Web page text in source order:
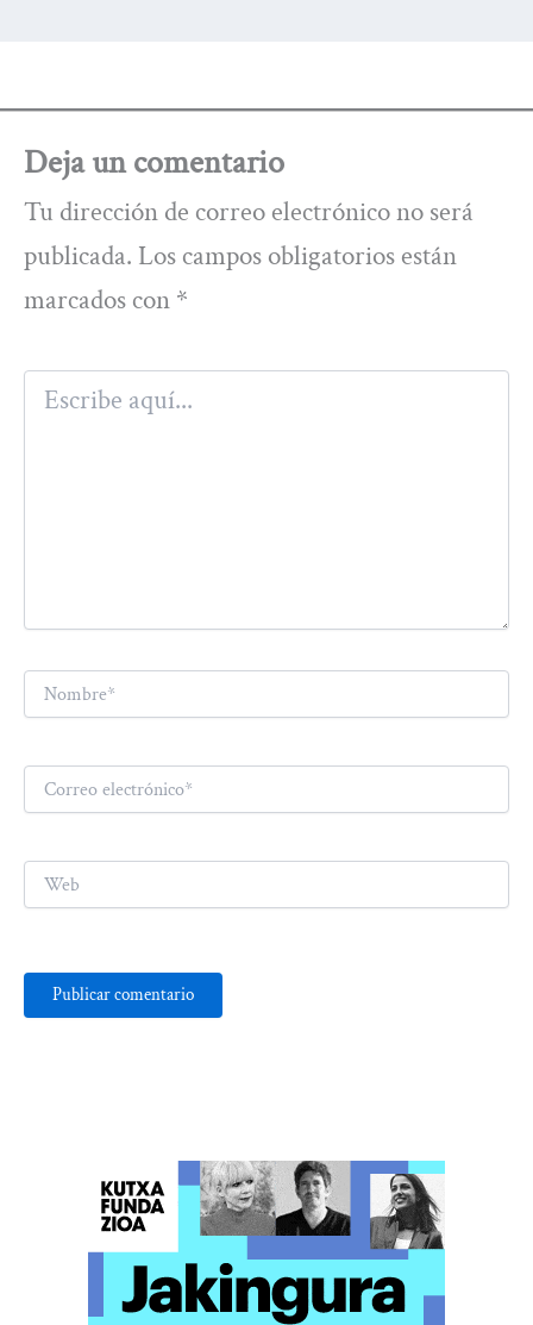
Deja un comentario
Tu dirección de correo electrónico no será
publicada. Los campos obligatorios están
marcados con *
Escribe
aquí...
Correo
electrónico*
Web